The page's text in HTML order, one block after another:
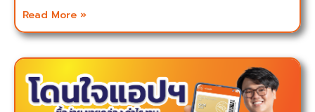
Read More »